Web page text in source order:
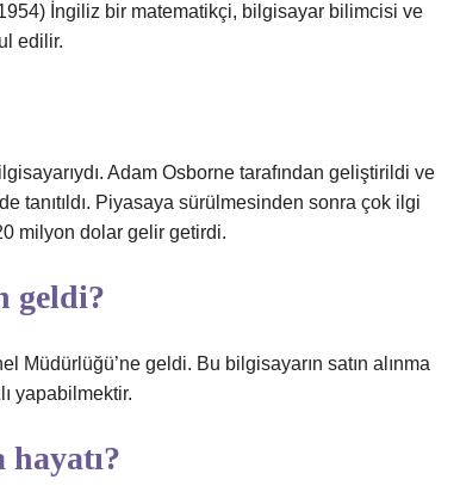
İngiliz bir matematikçi, bilgisayar bilimcisi ve
edilir.
Adam Osborne tarafından geliştirildi ve
tanıtıldı. Piyasaya sürülmesinden sonra çok ilgi
milyon dolar gelir getirdi.
geldi?
Müdürlüğü’ne geldi. Bu bilgisayarın satın alınma
yapabilmektir.